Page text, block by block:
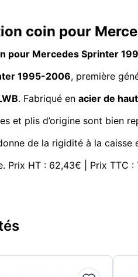
coin pour
pour Mercedes Sprinter
1995-2006, première
. Fabriqué en acier de
et plis d’origine sont bien
de la rigidité à la
Prix HT : 62,43€ | Prix TTC :